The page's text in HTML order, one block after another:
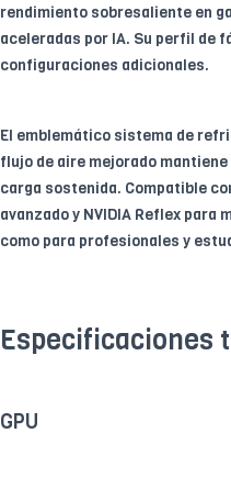
rendimiento sobresaliente en
aceleradas por IA. Su perfil de
configuraciones adicionales.
El emblemático sistema de
flujo de aire mejorado
carga sostenida. Compatible
avanzado y NVIDIA Reflex
como para profesionales y
Especificaciones
GPU